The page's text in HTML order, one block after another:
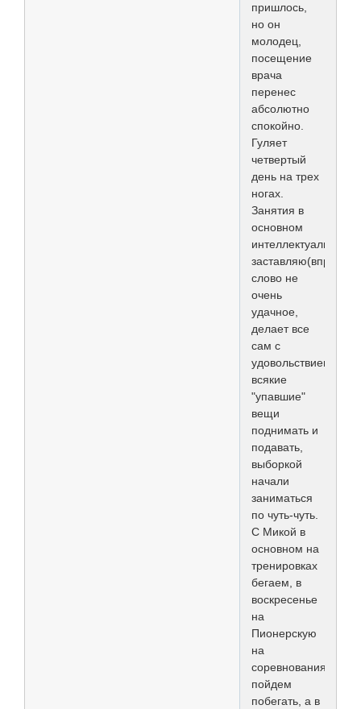
пришлось,
но он
молодец,
посещение
врача
перенес
абсолютно
спокойно.
Гуляет
четвертый
день на трех
ногах.
Занятия в
основном
интеллектуальные,
заставляю(впрочем
слово не
очень
удачное,
делает все
сам с
удовольствием)
всякие
"упавшие"
вещи
поднимать и
подавать,
выборкой
начали
заниматься
по чуть-чуть.
С Микой в
основном на
тренировках
бегаем, в
воскресенье
на
Пионерскую
на
соревнования
пойдем
побегать, а в